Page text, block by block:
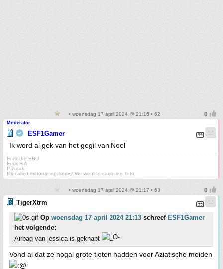
• woensdag 17 april 2024 @ 21:16 • 62
Moderator
ESF1Gamer
Ik word al gek van het gegil van Noel
Fuck the EBU
Fuck FIA
Pakaak
It's called motorracing.Sorry? We went to carracing Toto
• woensdag 17 april 2024 @ 21:17 • 63
TigerXtrm
Op woensdag 17 april 2024 21:13 schreef ESF1Gamer
het volgende:
Airbag van jessica is geknapt
Vond al dat ze nogal grote tieten hadden voor Aziatische meiden